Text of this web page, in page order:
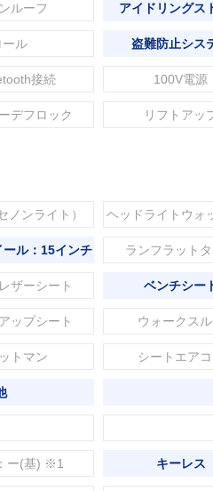
ルーフ アイドリングス
ール 盗難防止シス
接続 100V電源
デフロック リフトアッ
ノンライト） ヘッドライトウォ
ール：15インチ ランフラット
ザーシート ベンチシー
ップシート ウォークス
トマン シートエア
ー(基) ※1 キーレス